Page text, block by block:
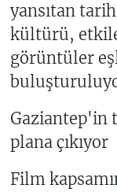
yansıtan
kültürü,
görüntüler
Gaziantep'in
plana çıkıyor
Film